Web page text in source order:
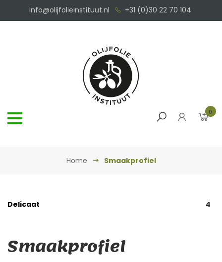
info@olijfolieinstituut.nl +31 (0)30 22 70 104
0
Home Smaakprofiel
Delicaat 4
Smaakprofiel